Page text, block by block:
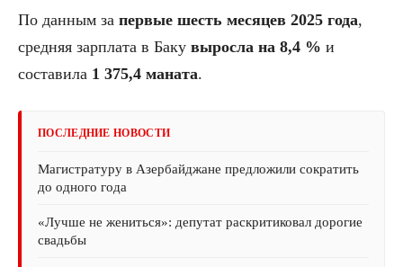
По данным за первые шесть месяцев 2025 года,
средняя зарплата в Баку выросла на 8,4 % и
составила 1 375,4 маната.
ПОСЛЕДНИЕ НОВОСТИ
Магистратуру в Азербайджане предложили сократить
до одного года
«Лучше не жениться»: депутат раскритиковал дорогие
свадьбы